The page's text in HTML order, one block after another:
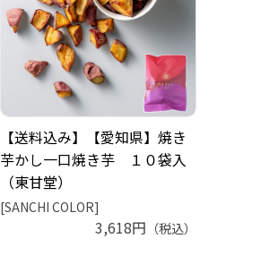
【送料込み】【愛知県】焼き
芋かし一口焼き芋 １０袋入
（東甘堂）
[SANCHI COLOR]
3,618円 （税込）